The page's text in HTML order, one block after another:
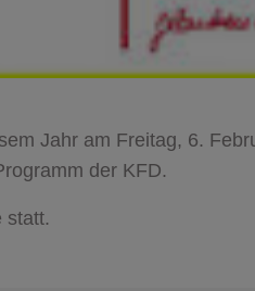
Jahr am Freitag, 6.
der KFD.
statt.